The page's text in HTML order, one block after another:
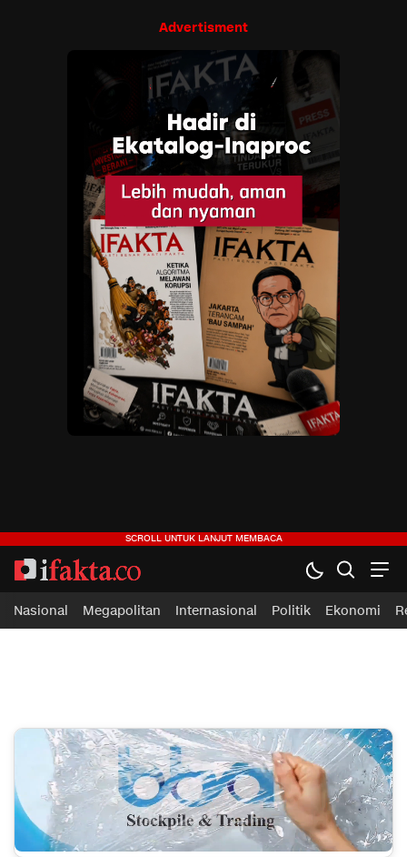
Advertisment
ifakta.co
#pastibenar
Nasional Megapolitan Internasional Politik Ekonomi